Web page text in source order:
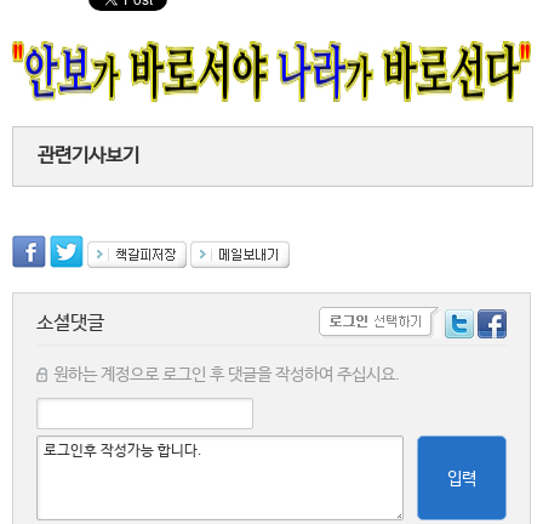
관련기사보기
소셜댓글
원하는 계정으로 로그인 후 댓글을 작성하여 주십시요.
입력